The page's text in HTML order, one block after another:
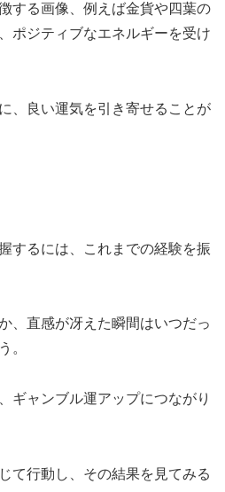
する画像、例えば金貨や四葉の
ポジティブなエネルギーを受け
、良い運気を引き寄せることが
するには、これまでの経験を振
、直感が冴えた瞬間はいつだっ
。
ギャンブル運アップにつながり
て行動し、その結果を見てみる